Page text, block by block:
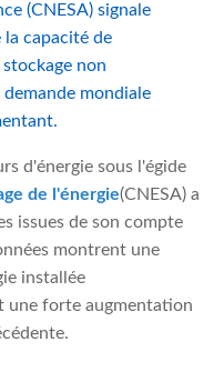
(CNESA) signale
la capacité de
non
mondiale
d'énergie sous l'égide
de l'énergie(CNESA) a
issues de son compte
montrent une
installée
une forte augmentation